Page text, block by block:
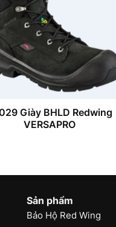
Giày BHLD Redwing
VERSAPRO
Sản phẩm
Bảo Hộ Red Wing